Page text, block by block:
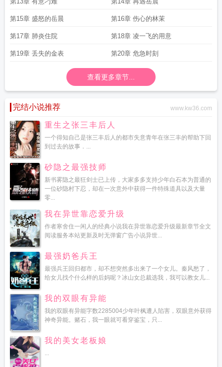
第15章 盛怒的岳晨 第16章 伤心的林茉
第17章 肺炎住院 第18章 凌一飞的用意
第19章 丢失的金表 第20章 危急时刻
查看更多章节...
完结小说推荐 www.kw36.com
重生之张三丰后人
一个得知自己是张三丰后人的都市失意青年在张三丰的帮助下回
到过去的故事．...
砂隐之最强技师
新书雾隐之最狂剑士已上传，大家多多支持少年白石本为普通的
一位砂隐村下忍，却在一次意外中获得一件特殊道具以及大量
零...
我在异世靠恋爱升级
作者寒舍住一闲人的经典小说我在异世靠恋爱升级最新章节全文
阅读服务本站更新及时无弹窗广告小说异世...
最强奶爸兵王
最强兵王回归都市，却不想突然多出来了一个女儿。秦风愁了，
给女儿找个什么样的后妈呢？冰山女总裁选我，我可以教女儿...
我的双眼有异能
我的双眼有异能字数2285004少年叶枫遭人陷害，双眼意外获得
神奇异能。赌石，我一眼就可看穿鉴宝，只...
我的美女老板娘
...